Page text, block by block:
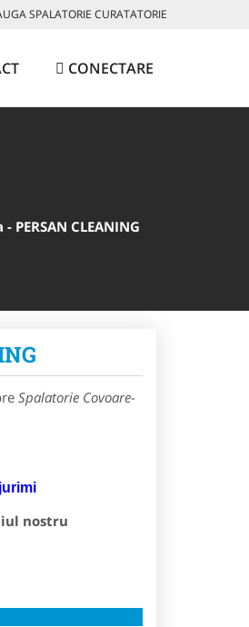
SPALATORIE CURATATORIE
CONECTARE
CLEANING
Spalatorie Covoare-
nostru